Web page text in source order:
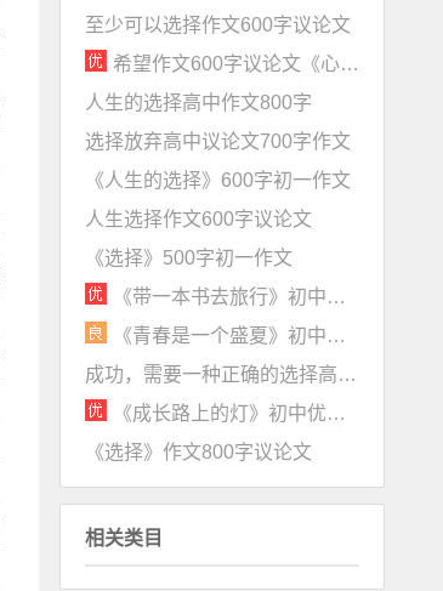
至少可以选择作文600字议论文
希望作文600字议论文《心怀希望，路在远方》
人生的选择高中作文800字
选择放弃高中议论文700字作文
《人生的选择》600字初一作文
人生选择作文600字议论文
《选择》500字初一作文
《带一本书去旅行》初中优秀作文700字赏析
《青春是一个盛夏》初中作文600字
成功，需要一种正确的选择高中议论文800字
《成长路上的灯》初中优秀作文600字赏析
《选择》作文800字议论文
相关类目